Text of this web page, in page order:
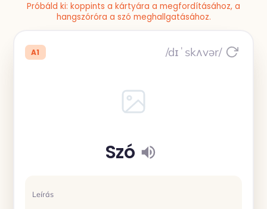
Próbáld ki: koppints a kártyára a megfordításához, a
hangszóróra a szó meghallgatásához.
A1 /dɪˈskʌvər/
Szó
Leírás